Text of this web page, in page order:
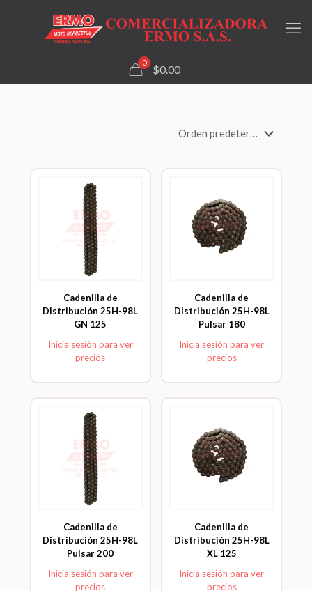
0
$0.00
Cadenilla de
Distribución 25H-98L
GN 125
Inicia sesión para ver
precios
Cadenilla de
Distribución 25H-98L
Pulsar 180
Inicia sesión para ver
precios
Cadenilla de
Distribución 25H-98L
Pulsar 200
Inicia sesión para ver
precios
Cadenilla de
Distribución 25H-98L
XL 125
Inicia sesión para ver
precios